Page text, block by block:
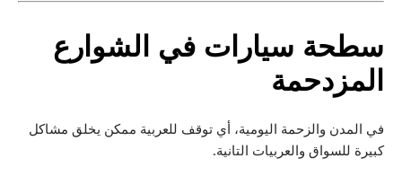
سطحة سيارات في الشوارع
المزدحمة
في المدن والزحمة اليومية، أي توقف للعربية ممكن يخلق مشاكل
كبيرة للسواق والعربيات التانية.